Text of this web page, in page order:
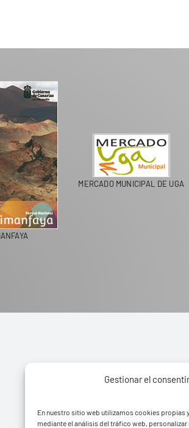
Gestionar el
En nuestro sitio web utilizamos cookies propias
mediante el análisis del tráfico web,
MERCADO MUNICIPAL DE UGA